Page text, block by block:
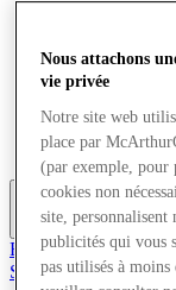
Planifiez votre
Quoi de neuf
Mangez et buvez
Cartes cadeaux
Services
Plus
Rejoignez le club
Sauvé
Nous attachons
vie privée
Notre site web
place par
(par exemple, pour
cookies non
site, personnalisent
publicités qui vous
pas utilisés à